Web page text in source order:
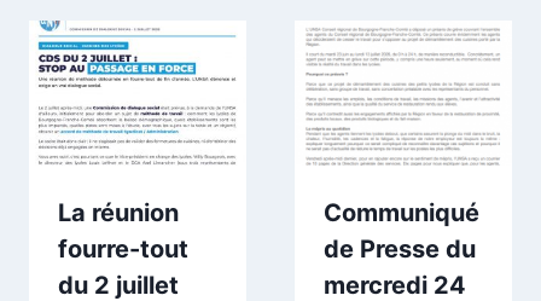
La réunion
fourre-tout
du 2 juillet
Communiqué
de Presse du
mercredi 24